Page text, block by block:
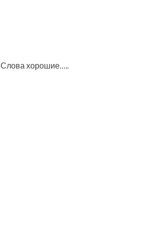
Слова хорошие…..